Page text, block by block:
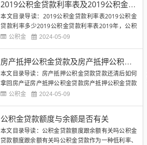
进行额度计算，银行或者相关贷款机构通常提供公积
金贷款额度计算器。这种计...
2019公积金贷款利率表及2019公积金贷款利率多少
本文目录导读：2019公积金贷款利率表2019公积金
贷款利率多少2019公积金贷款利率表2019年，公积
金贷款利率表是许多购房者关注的焦点之一。公积金
根据中国人民银行和住房公积金管理中心发布的数
据，2019年...
公积金 2024-05-09
房产抵押公积金贷款及房产抵押公积金贷款还清后如何拿回房产证
本文目录导读：房产抵押公积金贷款贷款还清后如何
拿回房产证房产抵押公积金贷款房产抵押公积金贷款
是指以购房者的房产作为抵押物，向公积金中心贷款
估价值的70%。（图片来源网络，侵删）贷款还清后
如何拿回房产证当购房者...
公积金 2024-05-09
公积金贷款额度与余额是否有关
本文目录导读：公积金贷款额度跟余额有关吗公积金
贷款额度跟余额有关吗公积金贷款作为一种低利率、